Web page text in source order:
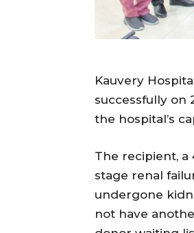
Kauvery
successfully on
the hospital’s
The recipient, a
stage renal
undergone
not have